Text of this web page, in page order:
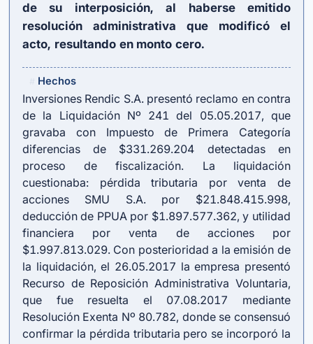
de su interposición, al haberse emitido
resolución administrativa que modificó el
acto, resultando en monto cero.
Hechos
Inversiones Rendic S.A. presentó reclamo en contra
de la Liquidación Nº 241 del 05.05.2017, que
gravaba con Impuesto de Primera Categoría
diferencias de $331.269.204 detectadas en
proceso de fiscalización. La liquidación
cuestionaba: pérdida tributaria por venta de
acciones SMU S.A. por $21.848.415.998,
deducción de PPUA por $1.897.577.362, y utilidad
financiera por venta de acciones por
$1.997.813.029. Con posterioridad a la emisión de
la liquidación, el 26.05.2017 la empresa presentó
Recurso de Reposición Administrativa Voluntaria,
que fue resuelta el 07.08.2017 mediante
Resolución Exenta Nº 80.782, donde se consensuó
confirmar la pérdida tributaria pero se incorporó la